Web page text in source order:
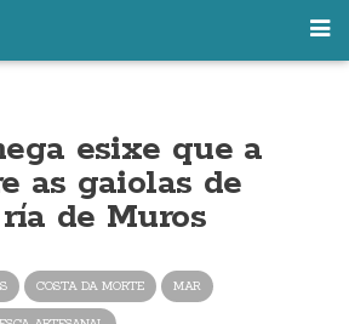
esixe que a
as gaiolas de
de Muros
COSTA DA MORTE MAR